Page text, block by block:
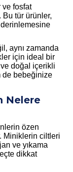
ve fosfat
tür ürünler,
aynı zamanda
için ideal bir
ve doğal içerikli
de bebeğinize
Nelere
özen
Miniklerin ciltleri
ve yıkama
dikkat